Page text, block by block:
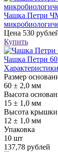
Чашка Петри
Цена 530
Купить
Чашка Петри
Характеристики
Размер
60 ± 2,0 мм
Высота
15 ± 1,0 мм
Высота крышки
12 ± 1,0 мм
Упаковка
10 шт
137,78 рублей